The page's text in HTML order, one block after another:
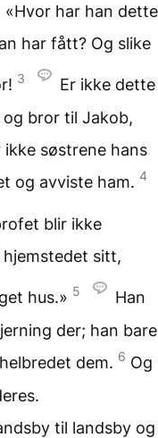
«Hvor har han dette
har fått? Og slike
3
Er ikke dette
bror til Jakob,
ikke søstrene hans
og avviste ham. 4
blir ikke
sitt,
hus.» 5
Han
der; han bare
dem. 6 Og
til landsby og